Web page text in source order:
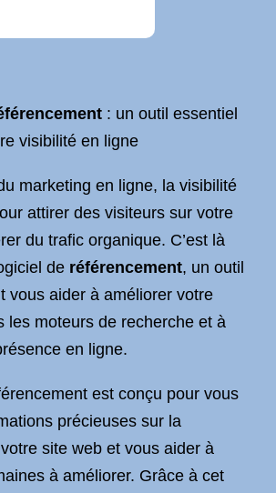
: un outil essentiel
visibilité en ligne
marketing en ligne, la visibilité
attirer des visiteurs sur votre
du trafic organique. C’est là
de référencement, un outil
vous aider à améliorer votre
les moteurs de recherche et à
en ligne.
est conçu pour vous
précieuses sur la
site web et vous aider à
à améliorer. Grâce à cet